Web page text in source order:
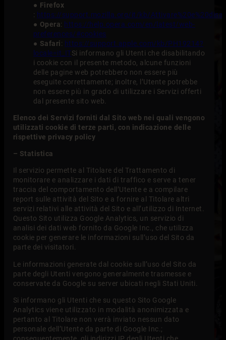
● Firefox
: https://support.mozilla.org/it/kb/
● Opera: https://help.opera.com/en/latest/web-
preferences/#cookies
● Safari: https://support.apple.com/kb/PH19214?
locale=it_ITSi informano gli Utenti che disabilitando
i cookie con il presente metodo, alcune funzioni
delle pagine web potrebbero non essere più
eseguite correttamente; inoltre, l’Utente potrebbe
non essere più in grado di utilizzare i Servizi offerti
dal presente sito web.
Elenco dei Servizi forniti dal Sito web nei quali vengono
utilizzati cookie di terze parti, con indicazione delle
rispettive privacy policy
– Statistica
Il servizio permette al Titolare del Trattamento di
monitorare e analizzare i dati di traffico e serve a tener
traccia del comportamento dell’Utente e a compilare
report sulle attività del Sito e a fornire al Titolare altri
servizi relativi alle attività del Sito e all’utilizzo di Internet.
Questo Sito utilizza Google Analytics, un servizio di
analisi dei dati web fornito da Google Inc., che utilizza
cookie per generare le informazioni sull’uso del Sito da
parte dei visitatori.
Le informazioni generate dal cookie sull’uso del Sito da
parte degli Utenti vengono generalmente trasmesse e
conservate da Google su server ubicati negli Stati Uniti.
Si informano gli Utenti che su questo Sito Google
Analytics viene utilizzato in modalità anonimizzata e
pertanto al Titolare non verrà inviato nessun dato
personale dell’Utente da parte di Google Inc.;
conseguentemente, gli indirizzi IP degli Utenti che